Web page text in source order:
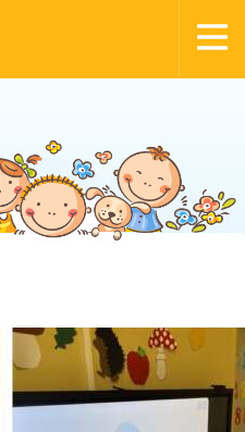
Aktivity pre deti
Fotogaléria
Naša škola
Prijímanie detí
Dokumenty
Krúžková činnosť